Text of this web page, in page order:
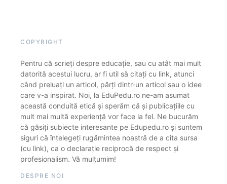
COPYRIGHT
Pentru că scrieți despre educație, sau cu atât mai mult
datorită acestui lucru, ar fi util să citați cu link, atunci
când preluați un articol, părți dintr-un articol sau o idee
care v-a inspirat. Noi, la EduPedu.ro ne-am asumat
această conduită etică și sperăm că și publicațiile cu
mult mai multă experiență vor face la fel. Ne bucurăm
că găsiți subiecte interesante pe Edupedu.ro și suntem
siguri că înțelegeți rugămintea noastră de a cita sursa
(cu link), ca o declarație reciprocă de respect și
profesionalism. Vă mulțumim!
DESPRE NOI